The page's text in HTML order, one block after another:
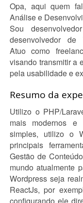
Opa, aqui quem
Análise e
Sou
desenvolvedor de
Atuo como
visando transmitir a
pela usabilidade e
Resumo da
Utilizo o PHP/
mais modernos e
simples, utilizo o
principais
Gestão de
mundo atualmente
Wordpress seja
ReactJs, por